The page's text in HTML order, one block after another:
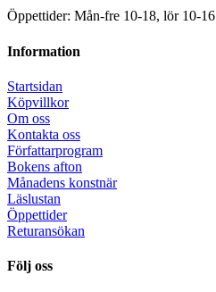
Öppettider: Mån-fre 10-18, lör 10-16
Information
Startsidan
Köpvillkor
Om oss
Kontakta oss
Författarprogram
Bokens afton
Månadens konstnär
Läslustan
Öppettider
Returansökan
Följ oss